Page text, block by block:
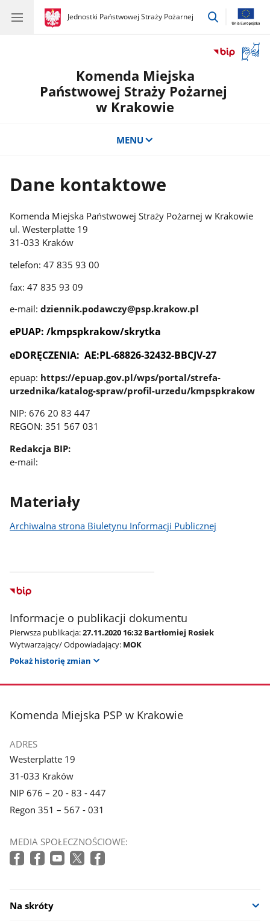
gov.pl
Jednostki Państwowej Straży Pożarnej
gov.pl
Jednostki
przejdź
okno
Komenda Miejska
Państwowej Straży Pożarnej
w Krakowie
MENU
Dane kontaktowe
Komenda Miejska Państwowej Straży Pożarnej w Krakowie
ul. Westerplatte 19
31-033 Kraków
telefon: 47 835 93 00
fax: 47 835 93 09
e-mail:dziennik.podawczy@psp.krakow.pl
ePUAP: /kmpspkrakow/skrytka
eDORĘCZENIA: AE:PL-68826-32432-BBCJV-27
epuap: https://epuap.gov.pl/wps/portal/strefa-
urzednika/katalog-spraw/profil-urzedu/kmpspkrakow
NIP: 676 20 83 447
REGON: 351 567 031
Redakcja BIP:
e-mail:
Materiały
Archiwalna strona Biuletynu Informacji Publicznej
Informacje o publikacji dokumentu
Pierwsza publikacja:27.11.2020 16:32 Bartłomiej Rosiek
Wytwarzający/ Odpowiadający: MOK
Pokaż historię zmian
stopka
Komenda Miejska PSP w Krakowie
ADRES
Westerplatte 19
31-033 Kraków
NIP 676 – 20 - 83 - 447
Regon 351 – 567 - 031
MEDIA SPOŁECZNOŚCIOWE:
Na skróty